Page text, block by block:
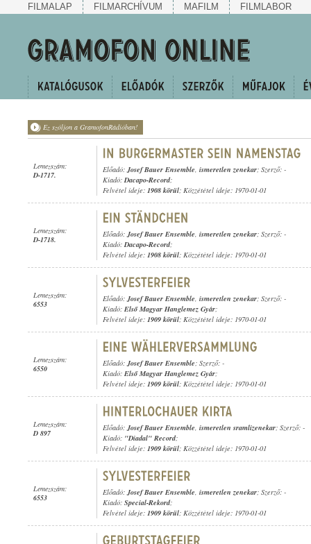
FILMALAP FILMARCHÍVUM MAFILM FILMLABOR
Ez szóljon a GramofonRádióban!
Lemezszám:
D-1717.
Előadó:Josef Bauer Ensemble, ismeretlen zenekar; Szerző: -
Kiadó:Dacapo-Record;
Felvétel ideje: 1908 körül; Közzététel ideje: 1970-01-01
Lemezszám:
D-1718.
Előadó:Josef Bauer Ensemble, ismeretlen zenekar; Szerző: -
Kiadó:Dacapo-Record;
Felvétel ideje: 1908 körül; Közzététel ideje: 1970-01-01
Lemezszám:
6553
Előadó:Josef Bauer Ensemble, ismeretlen zenekar; Szerző: -
Kiadó: Első Magyar Hanglemez Gyár;
Felvétel ideje: 1909 körül; Közzététel ideje: 1970-01-01
Lemezszám:
6550
Előadó:Josef Bauer Ensemble; Szerző: -
Kiadó: Első Magyar Hanglemez Gyár;
Felvétel ideje: 1909 körül; Közzététel ideje: 1970-01-01
Lemezszám:
D 897
Előadó:Josef Bauer Ensemble, ismeretlen sramlizenekar; Szerző: -
Kiadó: "Diadal" Record;
Felvétel ideje: 1909 körül; Közzététel ideje: 1970-01-01
Lemezszám:
6553
Előadó:Josef Bauer Ensemble, ismeretlen zenekar; Szerző: -
Kiadó: Special-Rekord;
Felvétel ideje: 1909 körül; Közzététel ideje: 1970-01-01